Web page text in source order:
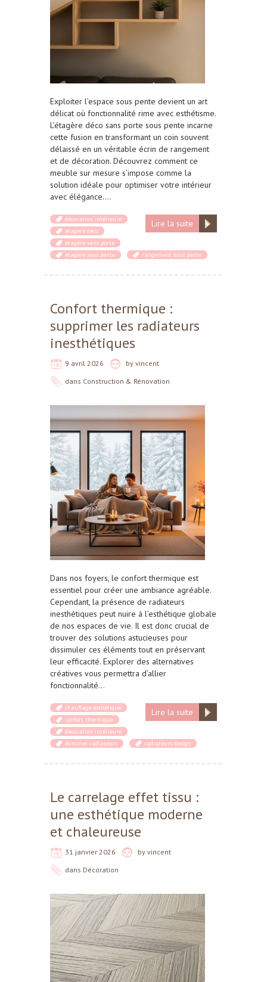
Exploiter l’espace sous pente devient un art
délicat où fonctionnalité rime avec esthétisme.
L’étagère déco sans porte sous pente incarne
cette fusion en transformant un coin souvent
délaissé en un véritable écrin de rangement
et de décoration. Découvrez comment ce
meuble sur mesure s’impose comme la
solution idéale pour optimiser votre intérieur
avec élégance….
Lire la suite
décoration intérieure
étagère déco
étagère sans porte
étagère sous pente
rangement sous pente
Confort thermique :
supprimer les radiateurs
inesthétiques
9 avril 2026 by vincent
dans Construction & Rénovation
Dans nos foyers, le confort thermique est
essentiel pour créer une ambiance agréable.
Cependant, la présence de radiateurs
inesthétiques peut nuire à l’esthétique globale
de nos espaces de vie. Il est donc crucial de
trouver des solutions astucieuses pour
dissimuler ces éléments tout en préservant
leur efficacité. Explorer des alternatives
créatives vous permettra d’allier
fonctionnalité…
Lire la suite
chauffage esthétique
confort thermique
décoration intérieure
éliminer radiateurs
radiateurs design
Le carrelage effet tissu :
une esthétique moderne
et chaleureuse
31 janvier 2026 by vincent
dans Décoration